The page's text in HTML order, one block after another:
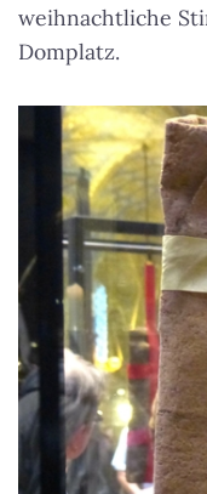
weihnachtliche
Domplatz.